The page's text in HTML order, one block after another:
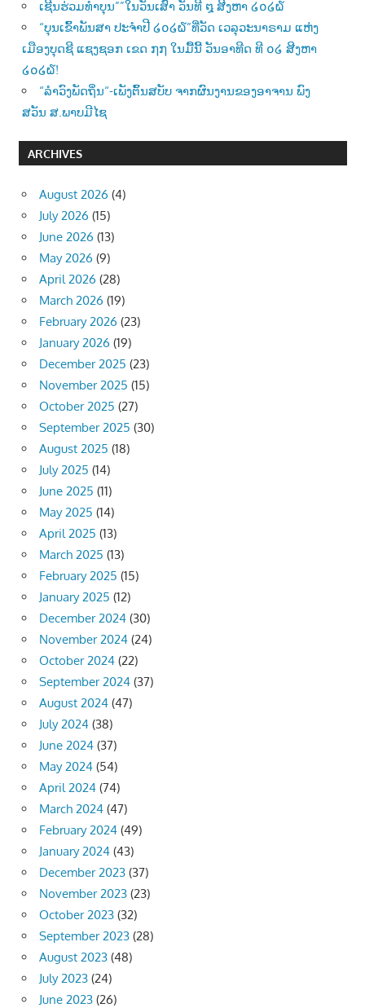
ເຊີນຮ່ວມທຳບຸນ””ໃນວັນເສົາ ວັນທີ ໘ ສີງຫາ ໒໐໒໖
“ບຸນເຂົ້າພັນສາ ປະຈຳປີ ໒໐໒໖”ທີ່ວັດ ເວລຸວະນາຣາມ ແຫ່ງ
ເມືອງບຸດຊີ ແຊງຊອກ ເຂດ ໗໗ ໃນມື້ນີ້ ວັນອາທີດ ທີ ໐໒ ສີງຫາ
໒໐໒໖!
“ລຳວົງພັດຖິ່ນ“-ເພັງຕົ້ນສບັບ ຈາກຜົນງານຂອງອາຈານ ພົງ
ສວັນ ສ.ພາບມີໄຊ
ARCHIVES
August 2026 (4)
July 2026 (15)
June 2026 (13)
May 2026 (9)
April 2026 (28)
March 2026 (19)
February 2026 (23)
January 2026 (19)
December 2025 (23)
November 2025 (15)
October 2025 (27)
September 2025 (30)
August 2025 (18)
July 2025 (14)
June 2025 (11)
May 2025 (14)
April 2025 (13)
March 2025 (13)
February 2025 (15)
January 2025 (12)
December 2024 (30)
November 2024 (24)
October 2024 (22)
September 2024 (37)
August 2024 (47)
July 2024 (38)
June 2024 (37)
May 2024 (54)
April 2024 (74)
March 2024 (47)
February 2024 (49)
January 2024 (43)
December 2023 (37)
November 2023 (23)
October 2023 (32)
September 2023 (28)
August 2023 (48)
July 2023 (24)
June 2023 (26)